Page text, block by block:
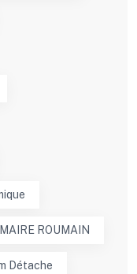
ROUMAIN
Détache